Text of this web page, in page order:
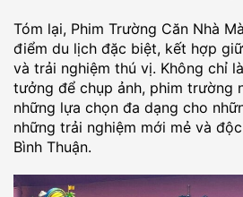
Tóm lại, Phim Trường Căn Nhà
điểm du lịch đặc biệt, kết hợp
và trải nghiệm thú vị. Không chỉ
tưởng để chụp ảnh, phim trường
những lựa chọn đa dạng cho
những trải nghiệm mới mẻ và
Bình Thuận.